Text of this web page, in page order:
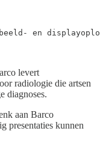
en
levert
radiologie die artsen
diagnoses.
aan Barco
presentaties kunnen